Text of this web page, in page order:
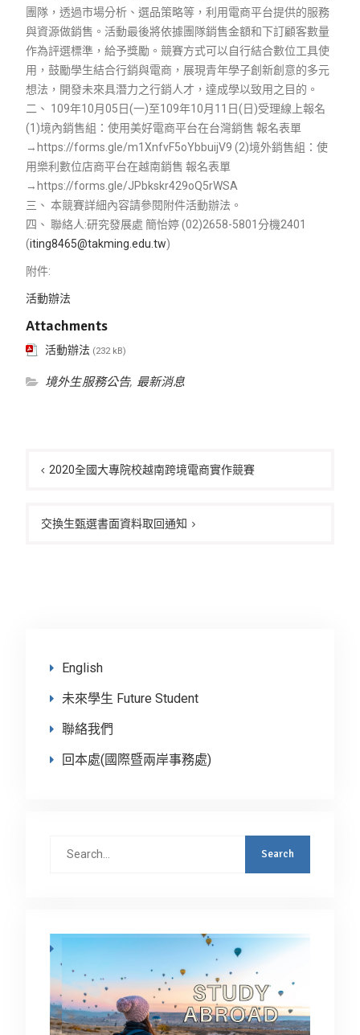
團隊，透過市場分析、選品策略等，利用電商平台提供的服務
與資源做銷售。活動最後將依據團隊銷售金額和下訂顧客數量
作為評選標準，給予獎勵。競賽方式可以自行結合數位工具使
用，鼓勵學生結合行銷與電商，展現青年學子創新創意的多元
想法，開發未來具潛力之行銷人才，達成學以致用之目的。
二、 109年10月05日(一)至109年10月11日(日)受理線上報名
(1)境內銷售組：使用美好電商平台在台灣銷售 報名表單
→https://forms.gle/m1XnfvF5oYbbuijV9 (2)境外銷售組：使
用樂利數位店商平台在越南銷售 報名表單
→https://forms.gle/JPbkskr429oQ5rWSA
三、 本競賽詳細內容請參閱附件活動辦法。
四、 聯絡人:研究發展處 簡怡婷 (02)2658-5801分機2401
(iting8465@takming.edu.tw)
附件:
活動辦法
Attachments
活動辦法 (232 kB)
境外生服務公告, 最新消息
章
覽
2020全國大專院校越南跨境電商實作競賽
交換生甄選書面資料取回通知
English
未來學生 Future Student
聯絡我們
回本處(國際暨兩岸事務處)